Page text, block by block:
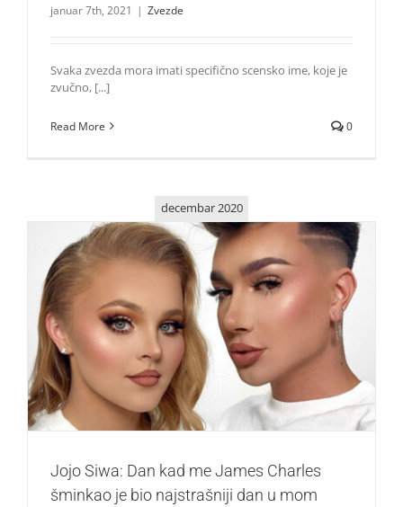
januar 7th, 2021 | Zvezde
Svaka zvezda mora imati specifično scensko ime, koje je
zvučno, [...]
Read More 0
decembar 2020
Jojo Siwa: Dan kad me James Charles šminkao je bio
najstrašniji dan u mom životu
Zvezde
Jojo Siwa: Dan kad me James Charles
šminkao je bio najstrašniji dan u mom